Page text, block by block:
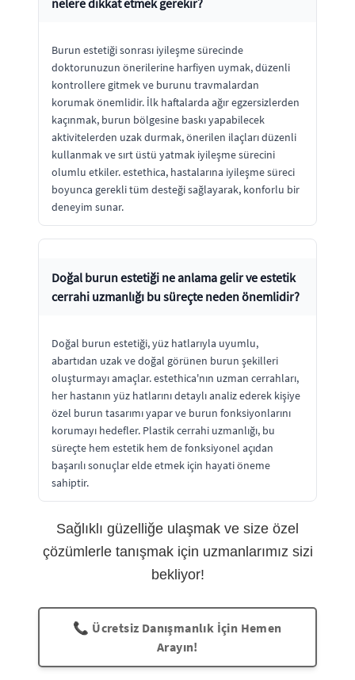
Burun estetiği sonrası iyileşme sürecinde
doktorunuzun önerilerine harfiyen uymak, düzenli
kontrollere gitmek ve burunu travmalardan
korumak önemlidir. İlk haftalarda ağır egzersizlerden
kaçınmak, burun bölgesine baskı yapabilecek
aktivitelerden uzak durmak, önerilen ilaçları düzenli
kullanmak ve sırt üstü yatmak iyileşme sürecini
olumlu etkiler. estethica, hastalarına iyileşme süreci
boyunca gerekli tüm desteği sağlayarak, konforlu bir
deneyim sunar.
Doğal burun estetiği ne anlama gelir ve estetik
cerrahi uzmanlığı bu süreçte neden önemlidir?
Doğal burun estetiği, yüz hatlarıyla uyumlu,
abartıdan uzak ve doğal görünen burun şekilleri
oluşturmayı amaçlar. estethica'nın uzman cerrahları,
her hastanın yüz hatlarını detaylı analiz ederek kişiye
özel burun tasarımı yapar ve burun fonksiyonlarını
korumayı hedefler. Plastik cerrahi uzmanlığı, bu
süreçte hem estetik hem de fonksiyonel açıdan
başarılı sonuçlar elde etmek için hayati öneme
sahiptir.
Sağlıklı güzelliğe ulaşmak ve size özel
çözümlerle tanışmak için uzmanlarımız sizi
bekliyor!
📞 Ücretsiz Danışmanlık İçin Hemen
Arayın!